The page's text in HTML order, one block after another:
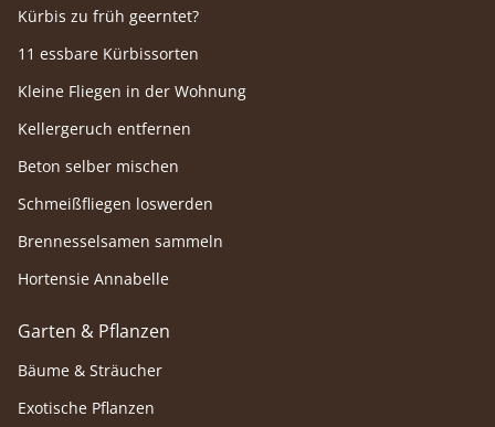
Kürbis zu früh geerntet?
11 essbare Kürbissorten
Kleine Fliegen in der Wohnung
Kellergeruch entfernen
Beton selber mischen
Schmeißfliegen loswerden
Brennesselsamen sammeln
Hortensie Annabelle
Garten & Pflanzen
Bäume & Sträucher
Exotische Pflanzen